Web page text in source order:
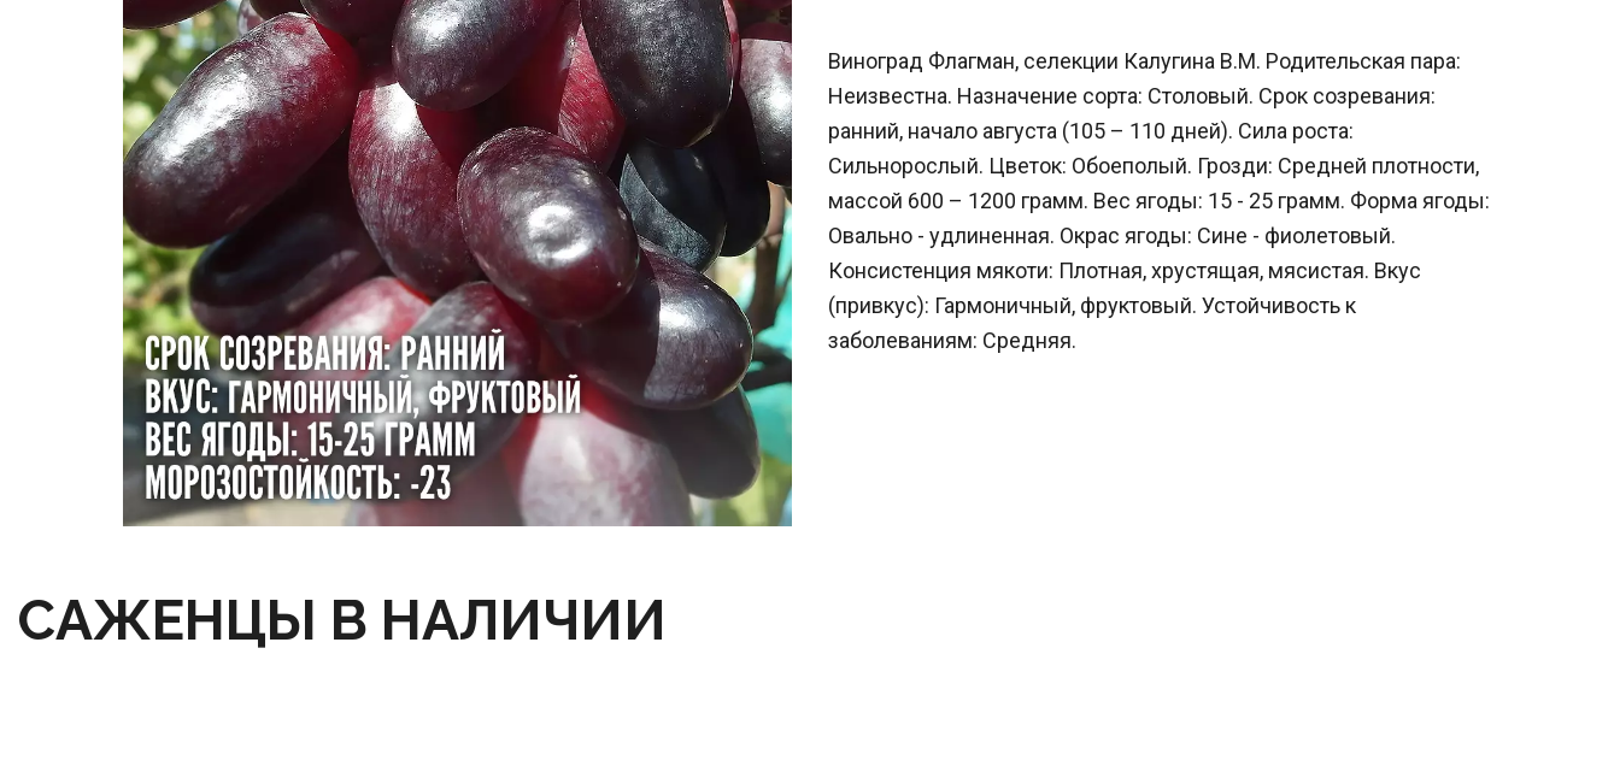
Виноград Флагман, селекции Калугина В.М. Родительская пара:
Неизвестна. Назначение сорта: Столовый. Срок созревания:
ранний, начало августа (105 – 110 дней). Сила роста:
Сильнорослый. Цветок: Обоеполый. Грозди: Средней плотности,
массой 600 – 1200 грамм. Вес ягоды: 15 - 25 грамм. Форма ягоды:
Овально - удлиненная. Окрас ягоды: Сине - фиолетовый.
Консистенция мякоти: Плотная, хрустящая, мясистая. Вкус
(привкус): Гармоничный, фруктовый. Устойчивость к
заболеваниям: Средняя.
САЖЕНЦЫ В НАЛИЧИИ